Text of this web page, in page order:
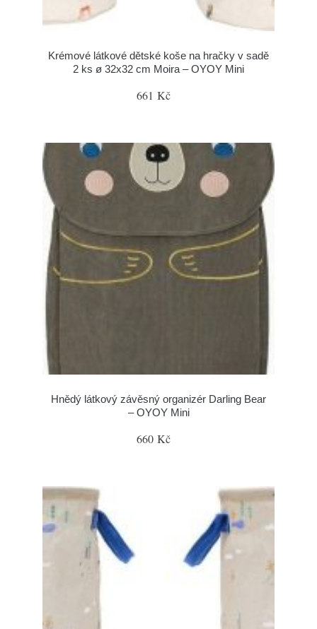
Krémové látkové dětské koše na hračky v sadě
2 ks ø 32x32 cm Moira – OYOY Mini
661 Kč
Hnědý látkový závěsný organizér Darling Bear
– OYOY Mini
660 Kč